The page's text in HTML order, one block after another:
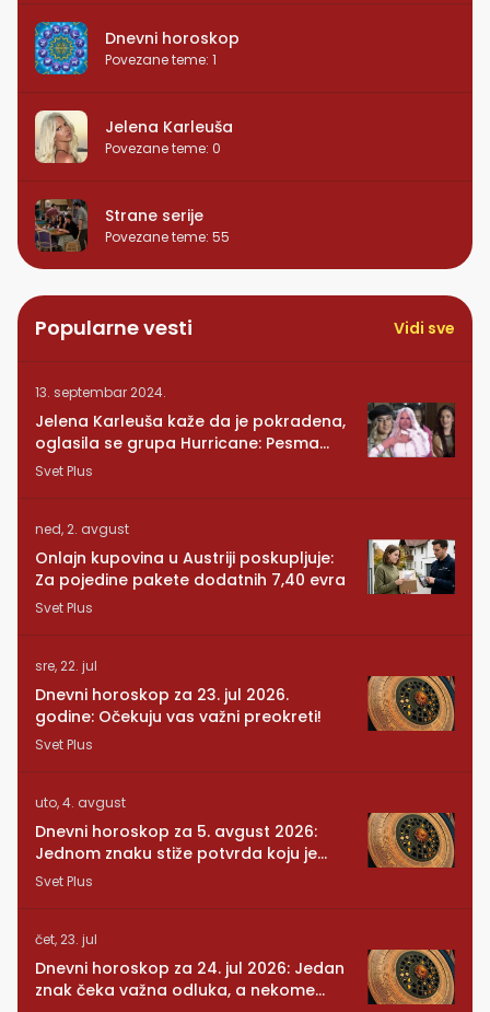
Dnevni horoskop
Povezane teme: 1
Jelena Karleuša
Povezane teme: 0
Strane serije
Povezane teme: 55
Popularne vesti Vidi sve
13. septembar 2024.
Jelena Karleuša kaže da je pokradena,
oglasila se grupa Hurricane: Pesma
RUNDE je naša!
Svet Plus
ned, 2. avgust
Onlajn kupovina u Austriji poskupljuje:
Za pojedine pakete dodatnih 7,40 evra
Svet Plus
sre, 22. jul
Dnevni horoskop za 23. jul 2026.
godine: Očekuju vas važni preokreti!
Svet Plus
uto, 4. avgust
Dnevni horoskop za 5. avgust 2026:
Jednom znaku stiže potvrda koju je
dugo čekao
Svet Plus
čet, 23. jul
Dnevni horoskop za 24. jul 2026: Jedan
znak čeka važna odluka, a nekome